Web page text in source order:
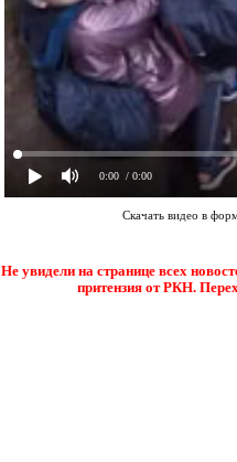
0:00 / 0:00
Скачать видео в
Не увидели на странице всех
притензия от РКН.